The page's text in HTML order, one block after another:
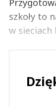
szkoły to
w sieciach